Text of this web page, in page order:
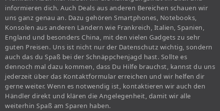
informieren dich. Auch Deals aus anderen Bereichen schauen wir
uns ganz genau an. Dazu gehören Smartphones, Notebooks,
Konsolen aus anderen Ländern wie Frankreich, Italien, Spanien,
England und besonders China, mit den vielen Gadgets zu sehr
guten Preisen. Uns ist nicht nur der Datenschutz wichtig, sondern
auch das du Spaß bei der Schnäppchenjagd hast. Sollte es
dennoch mal dazu kommen, dass Du Hilfe brauchst, kannst du uns
jederzeit über das Kontaktformular erreichen und wir helfen dir
gerne weiter. Wenn es notwendig ist, kontaktieren wir auch den
Händler direkt und klären die Angelegenheit, damit wir alle
weiterhin Spaß am Sparen haben.